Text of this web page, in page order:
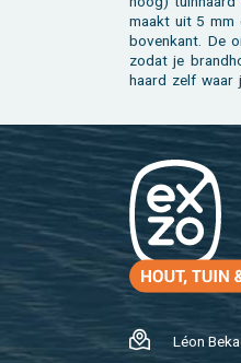
maakt uit 5 mm
bo­ven­kant. De
zodat je
haard zelf waar
Léon